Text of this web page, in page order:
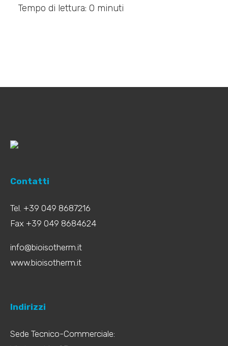
Tempo di lettura: 0 minuti
Contatti
Tel. +39 049 8687216
Fax +39 049 8684624
info@bioisotherm.it
www.bioisotherm.it
Indirizzi
Sede Tecnico-Commerciale: